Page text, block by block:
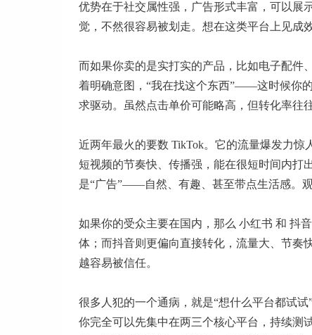
优势在于社交属性强，广告形式丰富，可以展
觉，不然很容易被划走。想在这类平台上见成
而如果你卖的是实打实的产品，比如电子配件
着明确意图，“我在找这个东西”——这时候你
求驱动。虽然点击单价可能略高，但转化率往
近两年最火的要数 TikTok。它的流量爆发力惊
短视频的节奏快、传播强，能在很短时间内打
是“广告”——自然、有趣、甚至带点生活感。
如果你的受众主要在国内，那么 小红书 和 抖
体；而抖音则更偏向直接转化，流量大、节奏
越容易被信任。
很多人犯的一个通病，就是“想什么平台都试
你完全可以先集中在两三个核心平台，持续测